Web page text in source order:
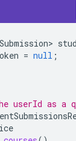
= null ;
userId as a